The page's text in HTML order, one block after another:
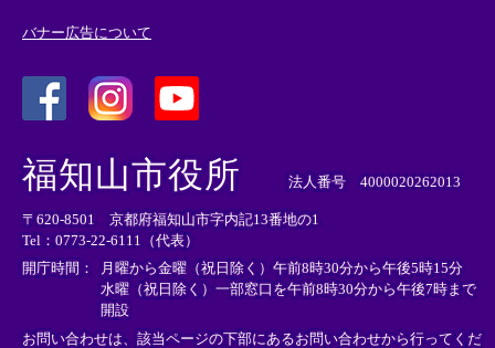
バナー広告について
外
部
リ
ン
ク
＞
外
リ
ン
ク
＞
外
部
ン
ク
＞
福知山市役所 法人番号 4000020262013
〒620-8501 京都府福知山市字内記13番地の1
Tel：0773-22-6111（代表）
開庁時間：
月曜から金曜（祝日除く）午前8時30分から午後5時15分
水曜（祝日除く）一部窓口を午前8時30分から午後7時まで
開設
お問い合わせは、該当ページの下部にあるお問い合わせから行ってくだ